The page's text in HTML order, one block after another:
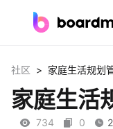
社区资源
下载
社区 > 家庭生活规划
家庭生活
734 0